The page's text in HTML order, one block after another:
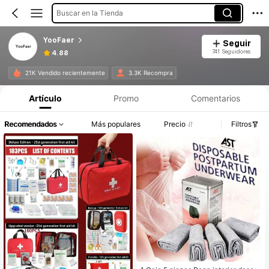
Buscar en la Tienda
YooFaer
4.88
Seguir
741 Seguidores
21K Vendido recientemente 3.3K Recompra
Artículo Promo Comentarios
Recomendados Más populares Precio Filtros